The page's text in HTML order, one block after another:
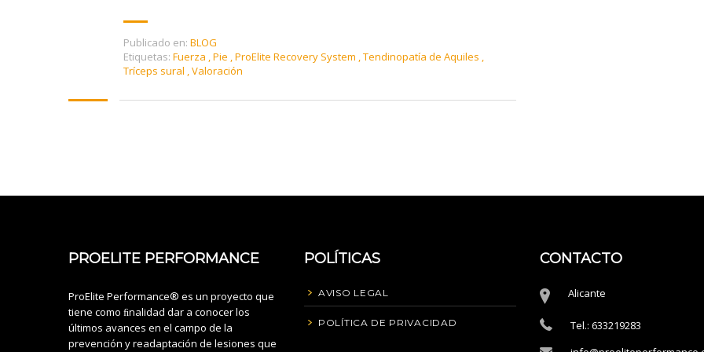
Publicado en: BLOG
Etiquetas: Fuerza ,Pie ,ProElite Recovery System ,Tendinopatía de Aquiles ,
Tríceps sural ,Valoración
PROELITE PERFORMANCE
ProElite Performance® es un proyecto que
tiene como ﬁnalidad dar a conocer los
últimos avances en el campo de la
prevención y readaptación de lesiones que
POLÍTICAS
AVISO LEGAL
POLÍTICA DE PRIVACIDAD
CONTACTO
Alicante
Tel.: 633219283